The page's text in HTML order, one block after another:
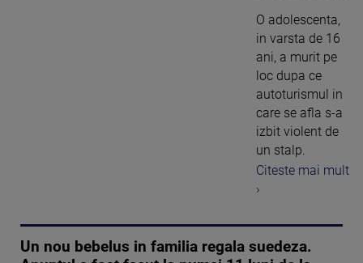
O adolescenta,
in varsta de 16
ani, a murit pe
loc dupa ce
autoturismul in
care se afla s-a
izbit violent de
un stalp.
Citeste mai mult
›
Un nou bebelus in familia regala suedeza.